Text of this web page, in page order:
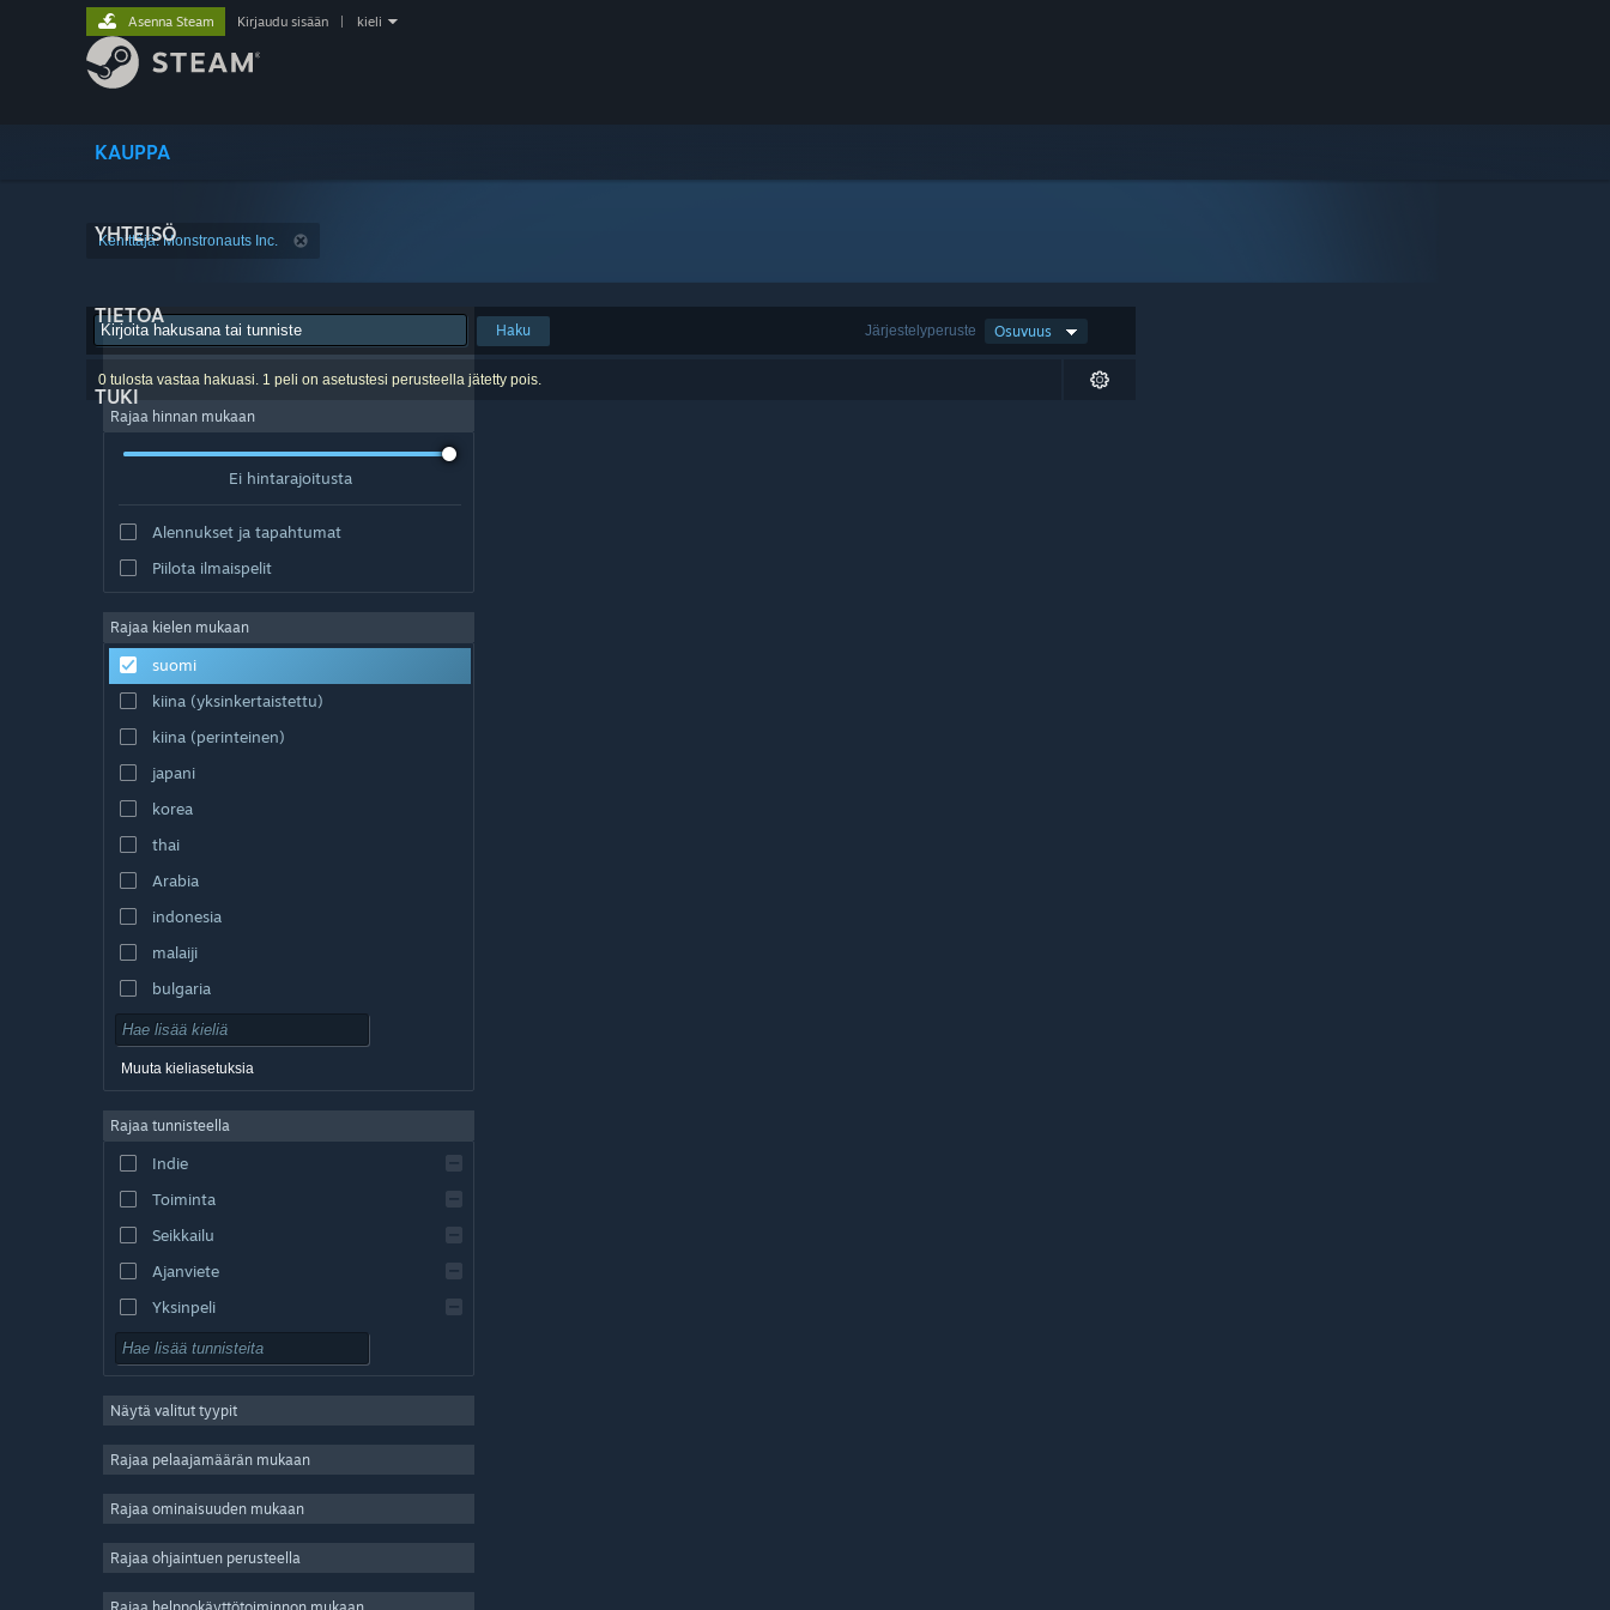
KAUPPA
YHTEISÖ
TIETOA
TUKI
Asenna Steam Kirjaudu sisään kieli
Kehittäjä: Monstronauts Inc.
Järjestelyperuste Osuvuus
Haku
0 tulosta vastaa hakuasi. 1 peli on asetustesi perusteella jätetty pois.
Rajaa hinnan mukaan
Ei hintarajoitusta
Alennukset ja tapahtumat
Piilota ilmaispelit
Rajaa kielen mukaan
suomi
kiina (yksinkertaistettu)
kiina (perinteinen)
japani
korea
thai
Arabia
indonesia
malaiji
bulgaria
tšekki
tanska
englanti
espanja – Espanja
espanja – Lat. Am.
Muuta kieliasetuksia
Rajaa tunnisteella
Indie
Toiminta
Seikkailu
Ajanviete
Yksinpeli
Simulaatio
Strategia
2D
Pelaa ilmaiseksi
Näytä valitut tyypit
Rajaa pelaajamäärän mukaan
Rajaa ominaisuuden mukaan
Rajaa ohjaintuen perusteella